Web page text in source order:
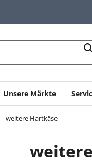
Unsere Märkte
weitere Hartkäse